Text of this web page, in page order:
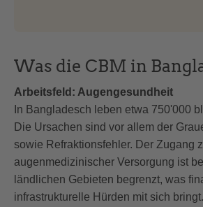
Was die CBM in
Arbeitsfeld: Augengesundheit
In Bangladesch leben etwa 750'000
Die Ursachen sind vor allem der
sowie Refraktionsfehler. Der Zugang
augenmedizinischer Versorgung ist
ländlichen Gebieten begrenzt, was
infrastrukturelle Hürden mit sich